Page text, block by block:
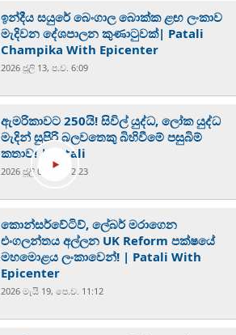
ඉන්දීය සයුරේ බෙංගාල බොක්ක ළඟ ලංකාව
මැදිවන දේශපාලන කුණාටුවක්| Patali
Champika With Epicenter
2026 ජූලි 13, ප.ව. 6:09
ඇමරිකාවට 250යි! සිවිල් යුද්ධ, ලෝක යුද්ධ
මැදින් සුපිරි බලවතෙකු බිහිවීමේ පසුබිම්
කතාව! | Patali
2026 ජූලි 07, ප.ව. 2:23
කොන්සර්වේටිව්, ලේබර් මරාගෙන
එංගලන්තය අල්ලන UK Reform පක්ෂයේ
මහමොළය ලංකාවෙන්! | Patali With
Epicenter
2026 මැයි 19, පෙ.ව. 11:12